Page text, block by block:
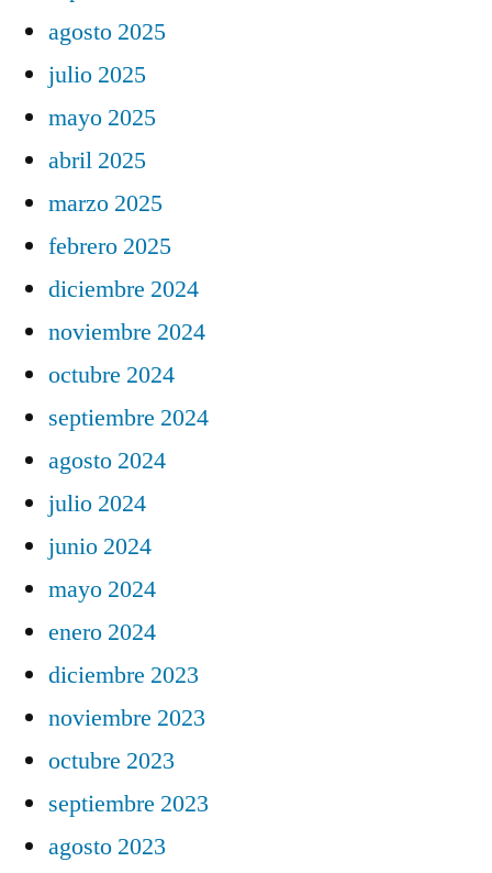
agosto 2025
julio 2025
mayo 2025
abril 2025
marzo 2025
febrero 2025
diciembre 2024
noviembre 2024
octubre 2024
septiembre 2024
agosto 2024
julio 2024
junio 2024
mayo 2024
enero 2024
diciembre 2023
noviembre 2023
octubre 2023
septiembre 2023
agosto 2023